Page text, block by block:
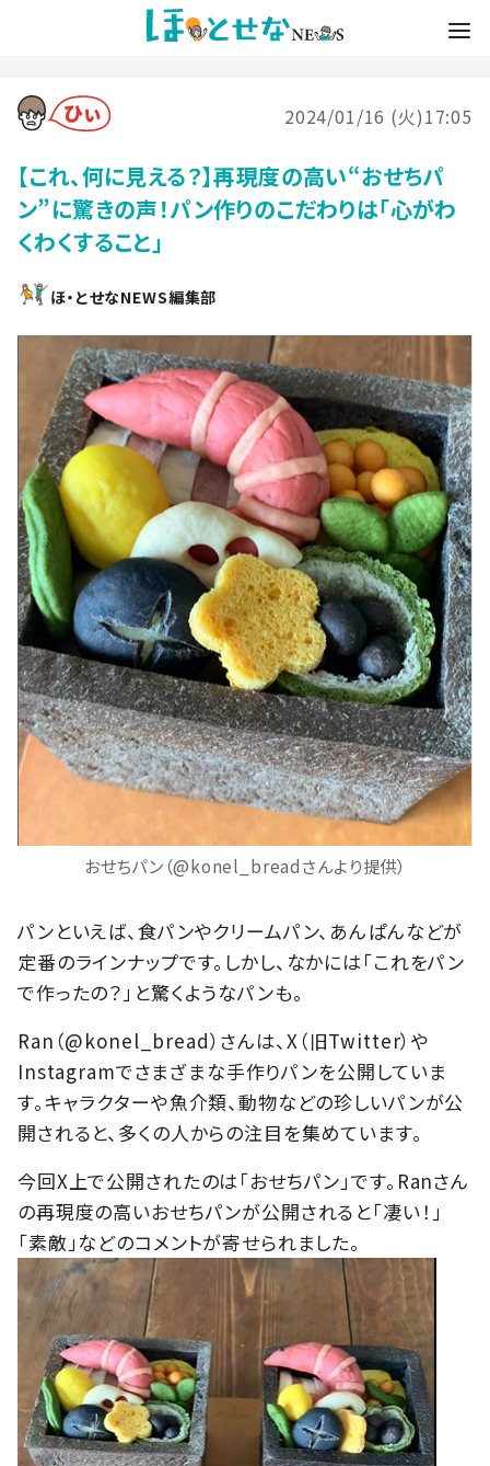
2024/01/16 (火)17:05
【これ、何に見える？】再現度の高い“おせちパ
ン”に驚きの声！パン作りのこだわりは「心がわ
くわくすること」
ほ・とせなNEWS編集部
おせちパン（@konel_breadさんより提供）
パンといえば、食パンやクリームパン、あんぱんなどが
定番のラインナップです。しかし、なかには「これをパン
で作ったの？」と驚くようなパンも。
Ran（@konel_bread）さんは、X（旧Twitter）や
Instagramでさまざまな手作りパンを公開していま
す。キャラクターや魚介類、動物などの珍しいパンが公
開されると、多くの人からの注目を集めています。
今回X上で公開されたのは「おせちパン」です。Ranさん
の再現度の高いおせちパンが公開されると「凄い！」
「素敵」などのコメントが寄せられました。